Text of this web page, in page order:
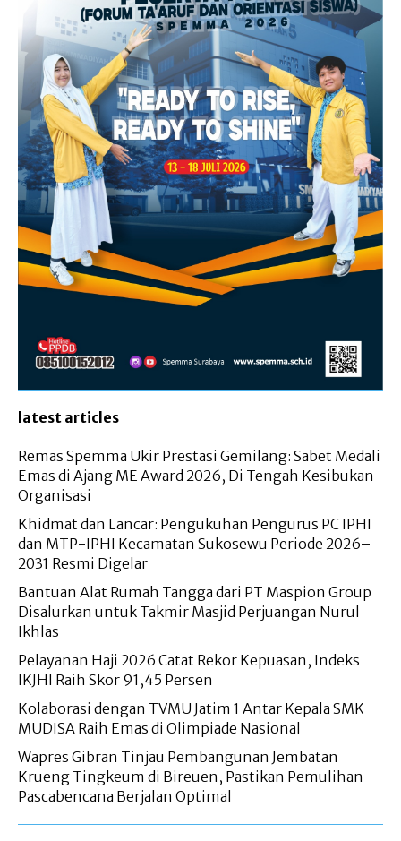
latest articles
Remas Spemma Ukir Prestasi Gemilang: Sabet Medali
Emas di Ajang ME Award 2026, Di Tengah Kesibukan
Organisasi
Khidmat dan Lancar: Pengukuhan Pengurus PC IPHI
dan MTP-IPHI Kecamatan Sukosewu Periode 2026–
2031 Resmi Digelar
Bantuan Alat Rumah Tangga dari PT Maspion Group
Disalurkan untuk Takmir Masjid Perjuangan Nurul
Ikhlas
Pelayanan Haji 2026 Catat Rekor Kepuasan, Indeks
IKJHI Raih Skor 91,45 Persen
Kolaborasi dengan TVMU Jatim 1 Antar Kepala SMK
MUDISA Raih Emas di Olimpiade Nasional
Wapres Gibran Tinjau Pembangunan Jembatan
Krueng Tingkeum di Bireuen, Pastikan Pemulihan
Pascabencana Berjalan Optimal